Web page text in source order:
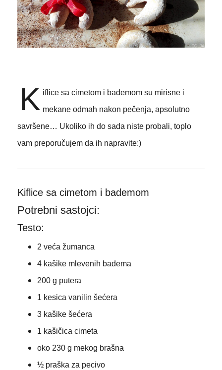
K iflice sa cimetom i bademom su mirisne i
mekane odmah nakon pečenja, apsolutno
savršene… Ukoliko ih do sada niste probali, toplo
vam preporučujem da ih napravite:)
Kiflice sa cimetom i bademom
Potrebni sastojci:
Testo:
2 veća žumanca
4 kašike mlevenih badema
200 g putera
1 kesica vanilin šećera
3 kašike šećera
1 kašičica cimeta
oko 230 g mekog brašna
½ praška za pecivo